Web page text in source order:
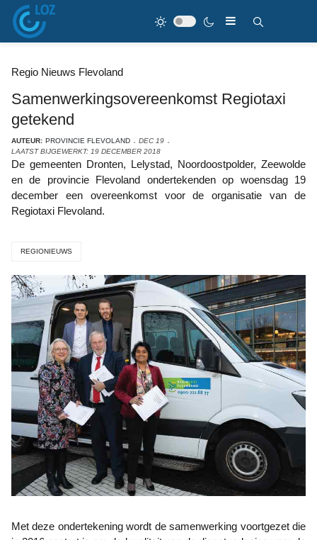
Regio Nieuws Flevoland
Samenwerkingsovereenkomst Regiotaxi
getekend
AUTEUR: PROVINCIE FLEVOLAND
DEC 19
LAATST BIJGEWERKT: 19 DECEMBER 2018
De gemeenten Dronten, Lelystad, Noordoostpolder, Zeewolde
en de provincie Flevoland ondertekenden op woensdag 19
december een overeenkomst voor de organisatie van de
Regiotaxi Flevoland.
REGIONIEUWS
Met deze ondertekening wordt de samenwerking voortgezet die